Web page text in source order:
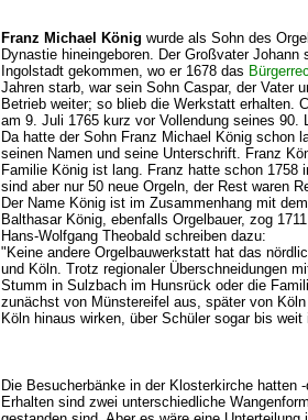
Franz Michael König wurde als Sohn des
Dynastie hineingeboren. Der Großvater
Ingolstadt gekommen, wo er 1678 das
Jahren starb, war sein Sohn Caspar, der Vater
Betrieb weiter; so blieb die Werkstatt erhalten.
am 9. Juli 1765 kurz vor Vollendung seines 90.
Da hatte der Sohn Franz Michael König schon
seinen Namen und seine Unterschrift. Franz
Familie König ist lang. Franz hatte schon 1758
sind aber nur 50 neue Orgeln, der Rest waren
Der Name König ist im Zusammenhang mit
Balthasar König, ebenfalls Orgelbauer, zog
Hans-Wolfgang Theobald schreiben dazu:
"Keine andere Orgelbauwerkstatt hat das
und Köln. Trotz regionaler Überschneidungen
Stumm in Sulzbach im Hunsrück oder die
zunächst von Münstereifel aus, später von
Köln hinaus wirken, über Schüler sogar bis
Die Besucherbänke in der Klosterkirche hatten
Erhalten sind zwei unterschiedliche